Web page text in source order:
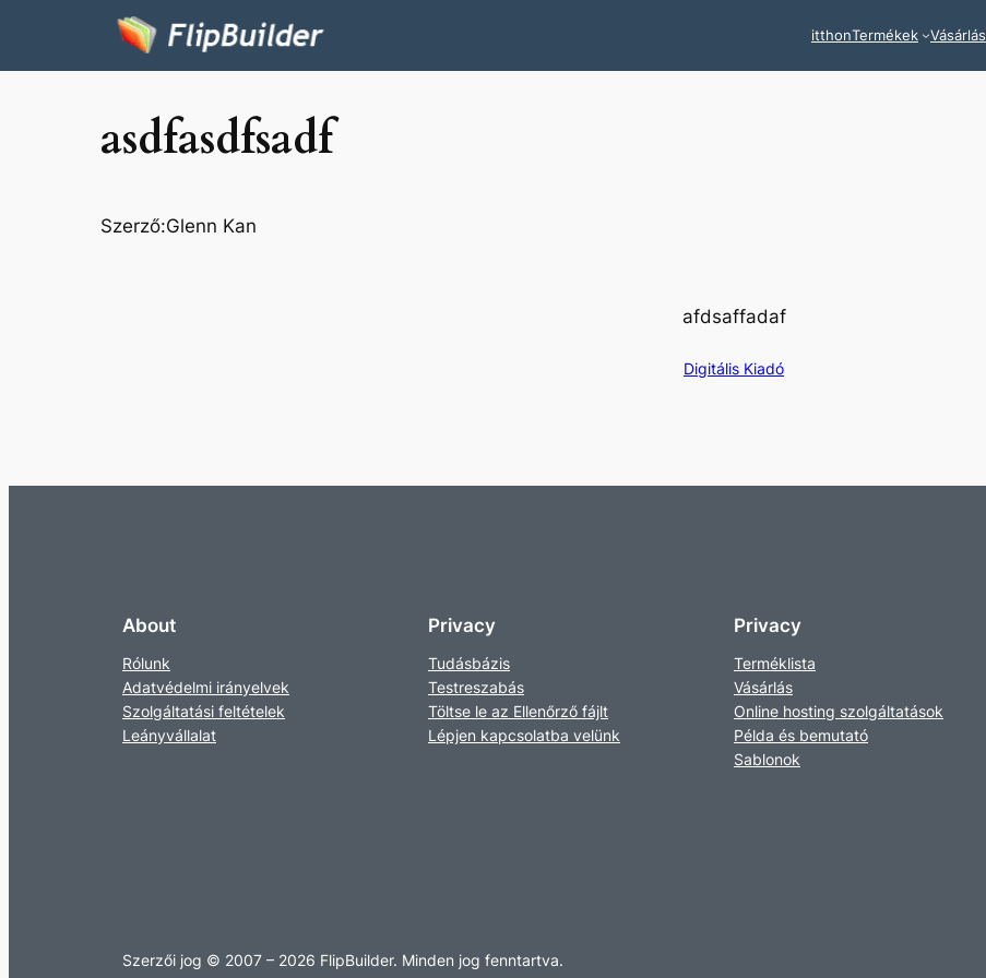
itthonTermékek Vásárlás
asdfasdfsadf
Szerző:Glenn Kan
afdsaffadaf
Digitális Kiadó
About
Rólunk
Adatvédelmi irányelvek
Szolgáltatási feltételek
Leányvállalat
Privacy
Tudásbázis
Testreszabás
Töltse le az Ellenőrző fájlt
Lépjen kapcsolatba velünk
Privacy
Terméklista
Vásárlás
Online hosting szolgáltatások
Példa és bemutató
Sablonok
Szerzői jog © 2007 – 2026 FlipBuilder. Minden jog fenntartva.